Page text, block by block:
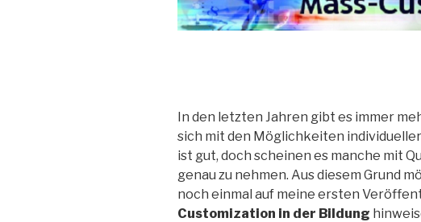
In den letzten Jahren gibt es immer
sich mit den Möglichkeiten
ist gut, doch scheinen es manche mit
genau zu nehmen. Aus diesem Grund
noch einmal auf meine ersten
Customization in der Bildung